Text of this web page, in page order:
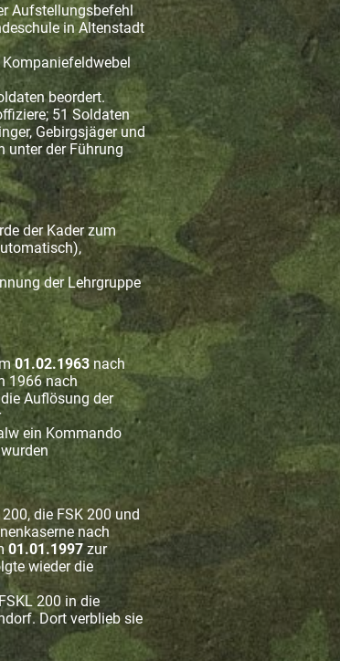
Aufstellungsbefehl
in Altenstadt
beordert.
51 Soldaten
Gebirgsjäger und
unter der Führung
der Kader zum
der Lehrgruppe
01.02.1963nach
1966 nach
Auflösung der
ein Kommando
die FSK 200 und
nach
01.01.1997 zur
wieder die
200 in die
Dort verblieb sie